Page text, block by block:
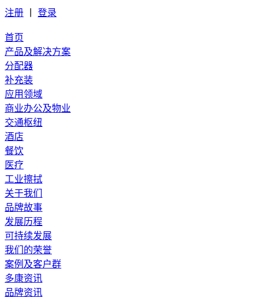
注册 登录
首页
产品及解决方案
分配器
补充装
应用领域
商业办公及物业
交通枢纽
酒店
餐饮
医疗
工业擦拭
关于我们
品牌故事
发展历程
可持续发展
我们的荣誉
案例及客户群
多康资讯
品牌资讯